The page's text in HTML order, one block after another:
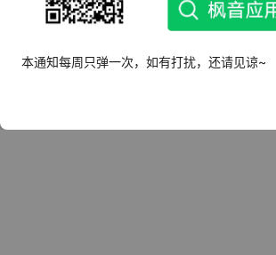
本通知每周只弹一次，如有打扰，还请见谅~